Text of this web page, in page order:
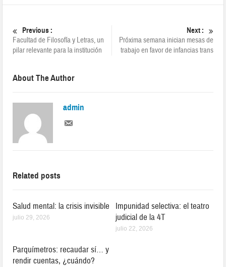
Previous :
Facultad de Filosofía y Letras, un
pilar relevante para la institución
Next :
Próxima semana inician mesas de
trabajo en favor de infancias trans
About The Author
admin
Related posts
Salud mental: la crisis invisible
julio 29, 2026
Impunidad selectiva: el teatro
judicial de la 4T
julio 22, 2026
Parquímetros: recaudar sí… y
rendir cuentas, ¿cuándo?